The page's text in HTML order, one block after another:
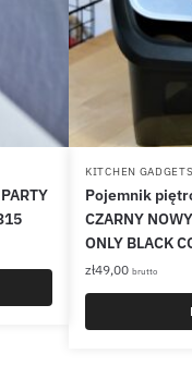
KITCHEN
Pojemnik
CZARNY
ONLY BLACK
zł49,00 brutto